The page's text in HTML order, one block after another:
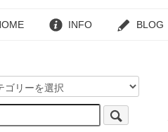
INFO BLOG